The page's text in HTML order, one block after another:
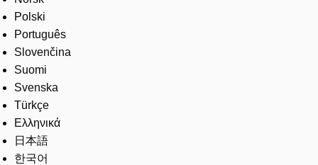
Polski
Português
Slovenčina
Suomi
Svenska
Türkçe
Ελληνικά
日本語
한국어